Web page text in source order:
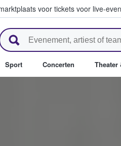
voor tickets voor live-
waar fans
Sport Concerten Theater